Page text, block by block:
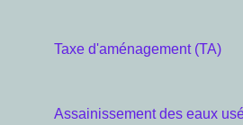
Taxe d'aménagement (TA)
Assainissement des eaux